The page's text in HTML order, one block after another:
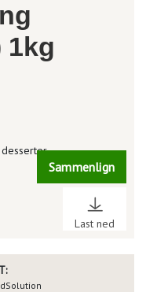
1kg
Sammenlign
Last ned